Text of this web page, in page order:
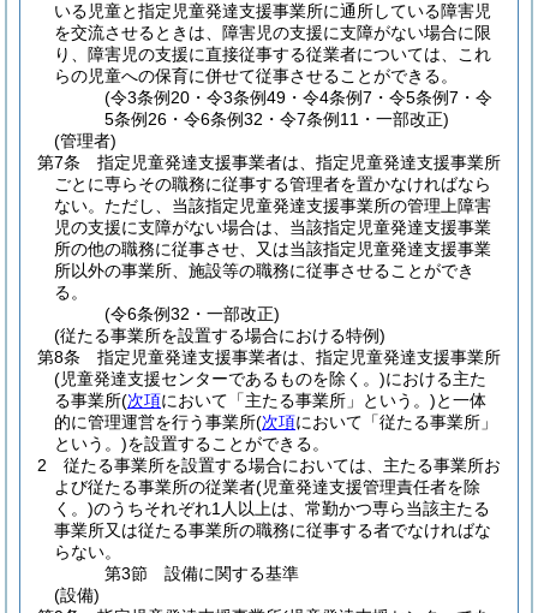
いる児童と指定児童発達支援事業所に通所している障害児
を交流させるときは、障害児の支援に支障がない場合に限
り、障害児の支援に直接従事する従業者については、これ
らの児童への保育に併せて従事させることができる。
(令3条例20・令3条例49・令4条例7・令5条例7・令
5条例26・令6条例32・令7条例11・一部改正)
(管理者)
第7条
指定児童発達支援事業者は、指定児童発達支援事業所
ごとに専らその職務に従事する管理者を置かなければなら
ない。 ただし、当該指定児童発達支援事業所の管理上障害
児の支援に支障がない場合は、当該指定児童発達支援事業
所の他の職務に従事させ、又は当該指定児童発達支援事業
所以外の事業所、施設等の職務に従事させることができ
る。
(令6条例32・一部改正)
(従たる事業所を設置する場合における特例)
第8条
指定児童発達支援事業者は、指定児童発達支援事業所
(児童発達支援センターであるものを除く。)における主た
る事業所(次項において「主たる事業所」という。)と一体
的に管理運営を行う事業所(次項において「従たる事業所」
という。)を設置することができる。
2
従たる事業所を設置する場合においては、主たる事業所お
よび従たる事業所の従業者(児童発達支援管理責任者を除
く。)のうちそれぞれ1人以上は、常勤かつ専ら当該主たる
事業所又は従たる事業所の職務に従事する者でなければな
らない。
第3節
設備に関する基準
(設備)